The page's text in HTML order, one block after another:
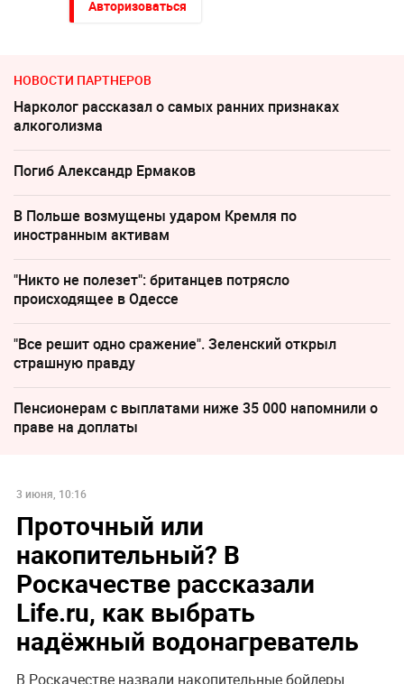
Авторизоваться
НОВОСТИ ПАРТНЕРОВ
Нарколог рассказал о самых ранних признаках
алкоголизма
Погиб Александр Ермаков
В Польше возмущены ударом Кремля по
иностранным активам
"Никто не полезет": британцев потрясло
происходящее в Одессе
"Все решит одно сражение". Зеленский открыл
страшную правду
Пенсионерам с выплатами ниже 35 000 напомнили о
праве на доплаты
3 июня, 10:16
Проточный или
накопительный? В
Роскачестве рассказали
Life.ru, как выбрать
надёжный водонагреватель
В Роскачестве назвали накопительные бойлеры